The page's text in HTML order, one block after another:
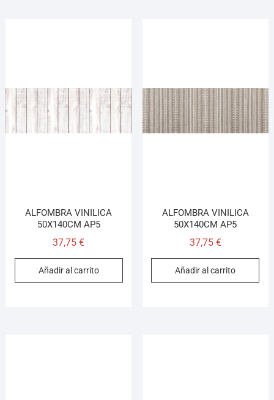
ALFOMBRA VINILICA
50X140CM AP5
37,75€
Añadir al carrito
ALFOMBRA VINILICA
50X140CM AP5
37,75 €
Añadir al carrito